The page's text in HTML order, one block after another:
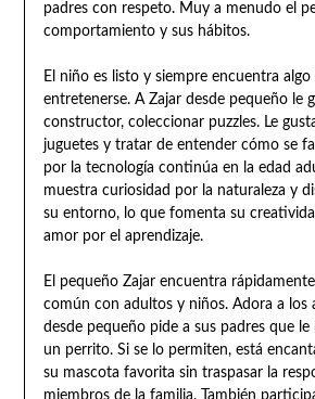
padres con respeto. Muy a menudo el
comportamiento y sus hábitos.
El niño es listo y siempre encuentra algo
entretenerse. A Zajar desde pequeño le
constructor, coleccionar puzzles. Le
juguetes y tratar de entender cómo se
por la tecnología continúa en la edad
muestra curiosidad por la naturaleza y
su entorno, lo que fomenta su
amor por el aprendizaje.
El pequeño Zajar encuentra
común con adultos y niños. Adora a los
desde pequeño pide a sus padres que
un perrito. Si se lo permiten, está
su mascota favorita sin traspasar la
miembros de la familia. También